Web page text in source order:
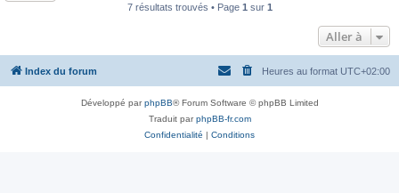
7 résultats trouvés • Page 1 sur 1
Aller à
Index du forum Heures au format UTC+02:00
Développé parphpBB® Forum Software © phpBB Limited
Traduit parphpBB-fr.com
Confidentialité | Conditions